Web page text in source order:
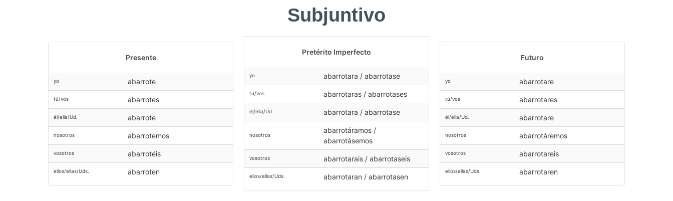
Subjuntivo
Presente
yo abarrote
tú/vos abarrotes
él/ella/Ud. abarrote
nosotros abarrotemos
vosotros abarrotéis
ellos/ellas/Uds. abarroten
Pretérito Imperfecto
yo abarrotara / abarrotase
tú/vos abarrotaras / abarrotases
él/ella/Ud. abarrotara / abarrotase
nosotros
abarrotáramos /
abarrotásemos
vosotros abarrotarais / abarrotaseis
ellos/ellas/Uds. abarrotaran / abarrotasen
Futuro
yo abarrotare
tú/vos abarrotares
él/ella/Ud. abarrotare
nosotros abarrotáremos
vosotros abarrotareis
ellos/ellas/Uds. abarrotaren